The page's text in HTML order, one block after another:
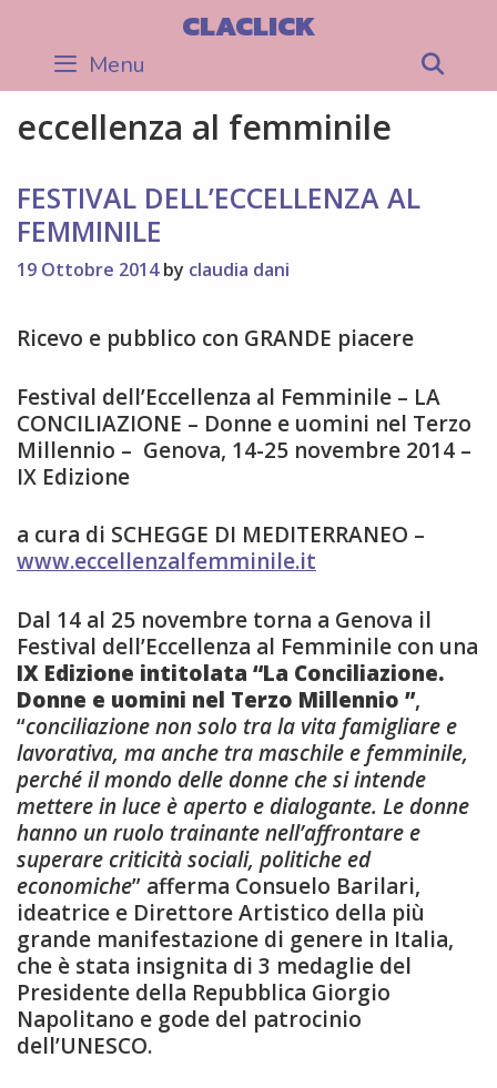
content
CLACLICK
Menu
eccellenza al femminile
FESTIVAL DELL’ECCELLENZA AL
FEMMINILE
19 Ottobre 2014 by claudia dani
Ricevo e pubblico con GRANDE piacere
Festival dell’Eccellenza al Femminile – LA
CONCILIAZIONE – Donne e uomini nel Terzo
Millennio – Genova, 14-25 novembre 2014 –
IX Edizione
a cura di SCHEGGE DI MEDITERRANEO –
www.eccellenzalfemminile.it
Dal 14 al 25 novembre torna a Genova il
Festival dell’Eccellenza al Femminile con una
IX Edizione intitolata “La Conciliazione.
Donne e uomini nel Terzo Millennio ”,
“conciliazione non solo tra la vita famigliare e
lavorativa, ma anche tra maschile e femminile,
perché il mondo delle donne che si intende
mettere in luce è aperto e dialogante. Le donne
hanno un ruolo trainante nell’affrontare e
superare criticità sociali, politiche ed
economiche” afferma Consuelo Barilari,
ideatrice e Direttore Artistico della più
grande manifestazione di genere in Italia,
che è stata insignita di 3 medaglie del
Presidente della Repubblica Giorgio
Napolitano e gode del patrocinio
dell’UNESCO.